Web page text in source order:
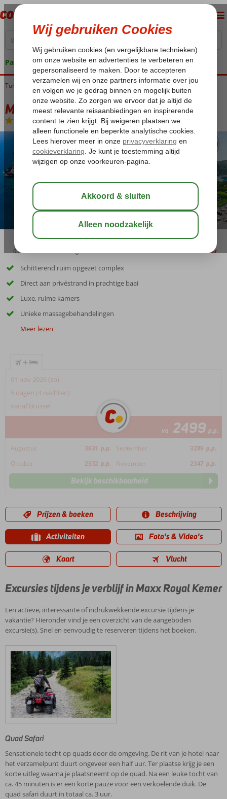
Pakketgarantie
Home
Turkije Turkse Riviera Kemer Kiris Maxx Royal Kemer
Maxx Royal Kemer
Ultra All Inclusive-Hotel
03:45 bewaar
Schitterend ruim opgezet complex
Direct aan privéstrand in prachtige baai
Luxe, ruime kamers
Unieke massagebehandelingen
Meer lezen
+
01 nov 2026 (zo)
5 dagen (4 nachten)
vanaf Brussel
va 2499 p.p.
Augustus 3631 p.p. September 3289 p.p.
Oktober
2332 p.p. November 2347 p.p.
Bekijk beschikbaarheid
Prijzen & boeken Beschrijving
Activiteiten Foto's & Video's
Kaart Vlucht
Excursies tijdens je verblijf in Maxx Royal Kemer
Een actieve, interessante of indrukwekkende excursie tijdens je
vakantie? Hieronder vind je een overzicht van de aangeboden
excursie(s). Snel en eenvoudig te reserveren tijdens het boeken.
Quad Safari
Sensationele tocht op quads door de omgeving. De rit van je hotel naar
het verzamelpunt duurt ongeveer een half uur. Ter plaatse krijg je een
korte uitleg waarna je plaatsneemt op de quad. Na een leuke tocht van
ca. 45 minuten is er een korte pauze voor een verkoelende duik. De
quad safari duurt in totaal ca. 3 uur.